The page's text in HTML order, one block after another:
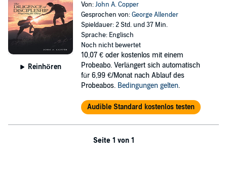
Reinhören
Von:John A. Copper
Gesprochen von:George Allender
Spieldauer: 2 Std. und 37 Min.
Sprache: Englisch
Noch nicht bewertet
10,07 € oder kostenlos mit einem
Probeabo. Verlängert sich automatisch
für 6,99 €/Monat nach Ablauf des
Probeabos. Bedingungen gelten.
Audible Standard kostenlos testen
Seite 1 von 1